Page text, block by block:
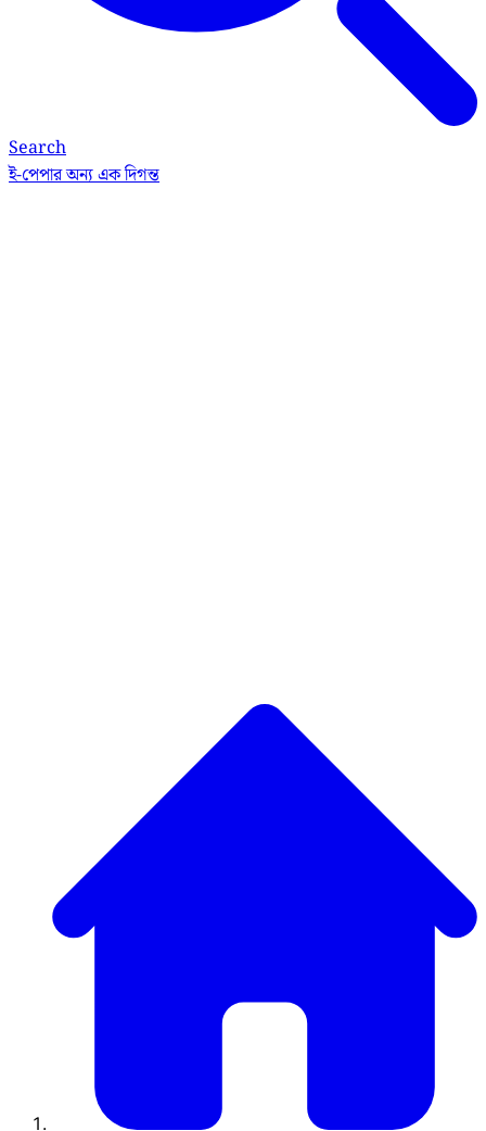
Search
ই-পেপারঅন্য এক দিগন্ত